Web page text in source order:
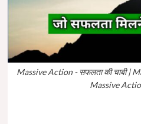
Massive Action - सफलता की चाबी |
Massive